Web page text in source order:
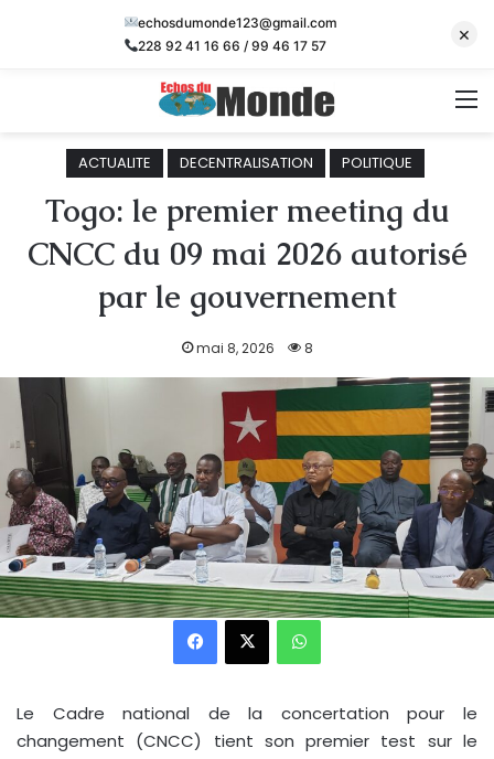
ACTUALITE DECENTRALISATION POLITIQUE
Togo: le premier meeting du
CNCC du 09 mai 2026 autorisé
par le gouvernement
mai 8, 2026 8
Facebook X WhatsApp
Le Cadre national de la concertation pour le
changement (CNCC) tient son premier test sur le
echosdumonde123@gmail.com
228 92 41 16 66 / 99 46 17 57
×